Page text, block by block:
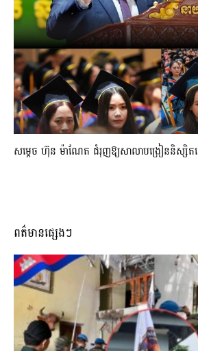
សម្តេច ហ៊ុន ម៉ាណែត ជំរុញឱ្យសាលាបង្រៀននិស្សិ
ពត៌មានផ្សេងៗ